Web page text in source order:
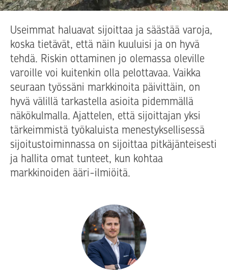
Useimmat haluavat sijoittaa ja säästää varoja,
koska tietävät, että näin kuuluisi ja on hyvä
tehdä. Riskin ottaminen jo olemassa oleville
varoille voi kuitenkin olla pelottavaa. Vaikka
seuraan työssäni markkinoita päivittäin, on
hyvä välillä tarkastella asioita pidemmällä
näkökulmalla. Ajattelen, että sijoittajan yksi
tärkeimmistä työkaluista menestyksellisessä
sijoitustoiminnassa on sijoittaa pitkäjänteisesti
ja hallita omat tunteet, kun kohtaa
markkinoiden ääri-ilmiöitä.